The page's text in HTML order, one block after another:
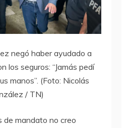
negó haber ayudado a
los seguros: “Jamás pedí
manos”. (Foto: Nicolás
/ TN)
de mandato no creo